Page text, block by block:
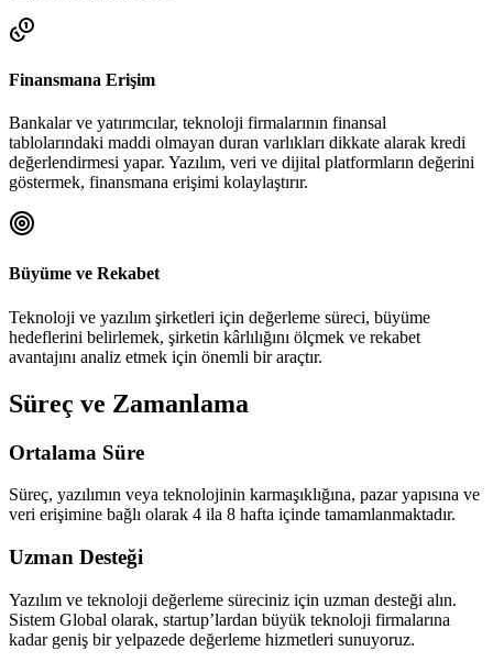
Finansmana Erişim
Bankalar ve yatırımcılar, teknoloji firmalarının finansal
tablolarındaki maddi olmayan duran varlıkları dikkate alarak kredi
değerlendirmesi yapar. Yazılım, veri ve dijital platformların değerini
göstermek, finansmana erişimi kolaylaştırır.
Büyüme ve Rekabet
Teknoloji ve yazılım şirketleri için değerleme süreci, büyüme
hedeflerini belirlemek, şirketin kârlılığını ölçmek ve rekabet
avantajını analiz etmek için önemli bir araçtır.
Süreç ve Zamanlama
Ortalama Süre
Süreç, yazılımın veya teknolojinin karmaşıklığına, pazar yapısına ve
veri erişimine bağlı olarak 4 ila 8 hafta içinde tamamlanmaktadır.
Uzman Desteği
Yazılım ve teknoloji değerleme süreciniz için uzman desteği alın.
Sistem Global olarak, startup’lardan büyük teknoloji firmalarına
kadar geniş bir yelpazede değerleme hizmetleri sunuyoruz.